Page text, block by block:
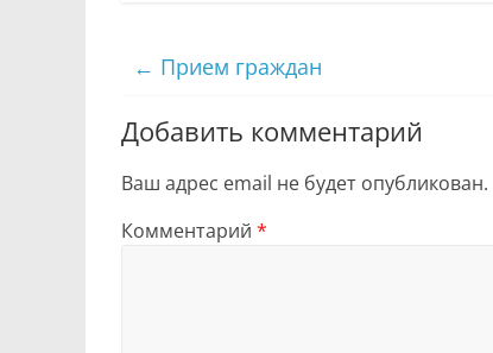
← Прием граждан
Добавить комментарий
Ваш адрес email не будет опубликован.
Комментарий *